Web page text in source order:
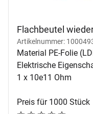
Flachbeutel
Artikelnummer:
Material PE-Folie
Elektrische
1 x 10e11 Ohm
Preis für 1000 Stück